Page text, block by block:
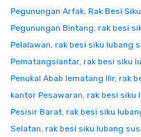
Pegunungan Arfak, Rak Besi
Pegunungan Bintang, rak besi
Pelalawan, rak besi siku lubang
Pematangsiantar, rak besi siku
Penukal Abab lematang Ilir, rak
kantor Pesawaran, rak besi siku
Pesisir Barat, rak besi siku
Selatan, rak besi siku lubang